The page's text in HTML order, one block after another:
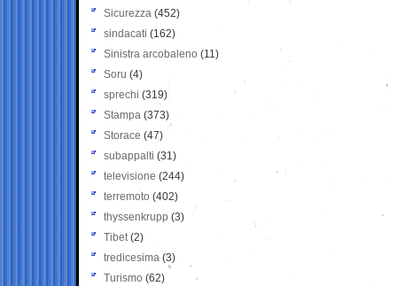
Sicurezza (452)
sindacati (162)
Sinistra arcobaleno (11)
Soru (4)
sprechi (319)
Stampa (373)
Storace (47)
subappalti (31)
televisione(244)
terremoto (402)
thyssenkrupp (3)
Tibet(2)
tredicesima (3)
Turismo (62)